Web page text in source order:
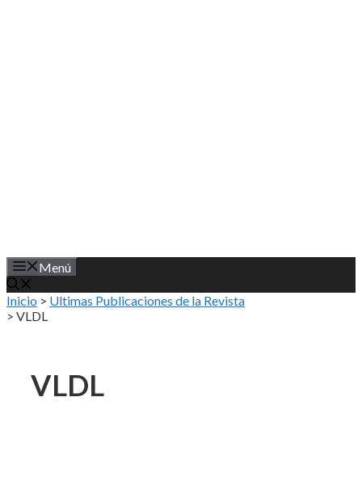
Menú
Inicio > Ultimas Publicaciones de la Revista
> VLDL
VLDL